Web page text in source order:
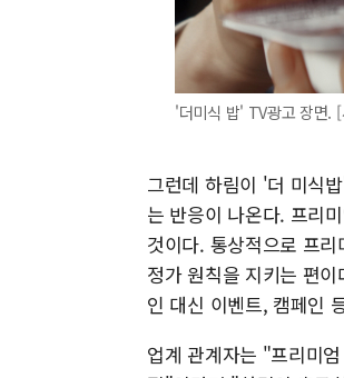
'더미식 밥' TV광고 장면.
그런데 하림이 '더 미식
는 반응이 나온다. 프리
것이다. 통상적으로 프
정가 원칙을 지키는 편
인 대신 이벤트, 캠페인
업계 관계자는 "프리미